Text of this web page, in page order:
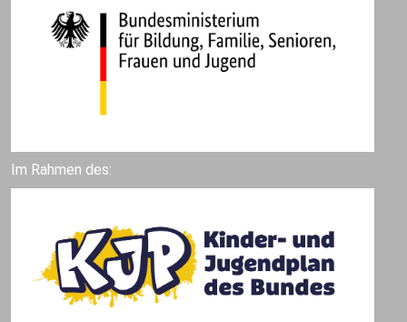
Im Rahmen des: